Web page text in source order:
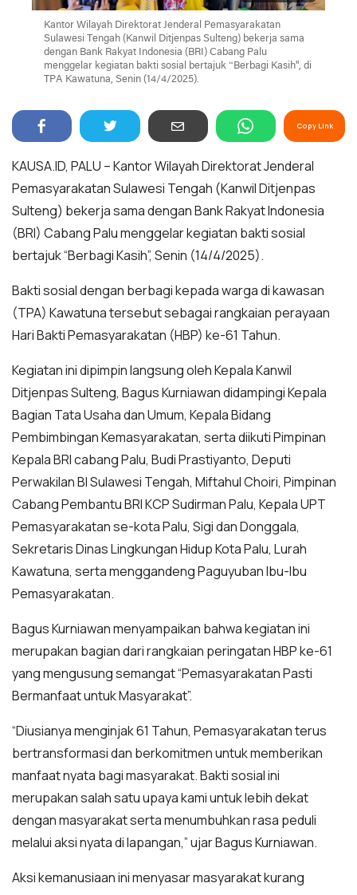
Kantor Wilayah Direktorat Jenderal Pemasyarakatan
Sulawesi Tengah (Kanwil Ditjenpas Sulteng) bekerja sama
dengan Bank Rakyat Indonesia (BRI) Cabang Palu
menggelar kegiatan bakti sosial bertajuk “Berbagi Kasih", di
TPA Kawatuna, Senin (14/4/2025).
Copy Link
KAUSA.ID, PALU – Kantor Wilayah Direktorat Jenderal
Pemasyarakatan Sulawesi Tengah (Kanwil Ditjenpas
Sulteng) bekerja sama dengan Bank Rakyat Indonesia
(BRI) Cabang Palu menggelar kegiatan bakti sosial
bertajuk “Berbagi Kasih”, Senin (14/4/2025).
Bakti sosial dengan berbagi kepada warga di kawasan
(TPA) Kawatuna tersebut sebagai rangkaian perayaan
Hari Bakti Pemasyarakatan (HBP) ke-61 Tahun.
Kegiatan ini dipimpin langsung oleh Kepala Kanwil
Ditjenpas Sulteng, Bagus Kurniawan didampingi Kepala
Bagian Tata Usaha dan Umum, Kepala Bidang
Pembimbingan Kemasyarakatan, serta diikuti Pimpinan
Kepala BRI cabang Palu, Budi Prastiyanto, Deputi
Perwakilan BI Sulawesi Tengah, Miftahul Choiri, Pimpinan
Cabang Pembantu BRI KCP Sudirman Palu, Kepala UPT
Pemasyarakatan se-kota Palu, Sigi dan Donggala,
Sekretaris Dinas Lingkungan Hidup Kota Palu, Lurah
Kawatuna, serta menggandeng Paguyuban Ibu-Ibu
Pemasyarakatan.
Bagus Kurniawan menyampaikan bahwa kegiatan ini
merupakan bagian dari rangkaian peringatan HBP ke-61
yang mengusung semangat “Pemasyarakatan Pasti
Bermanfaat untuk Masyarakat”.
“Diusianya menginjak 61 Tahun, Pemasyarakatan terus
bertransformasi dan berkomitmen untuk memberikan
manfaat nyata bagi masyarakat. Bakti sosial ini
merupakan salah satu upaya kami untuk lebih dekat
dengan masyarakat serta menumbuhkan rasa peduli
melalui aksi nyata di lapangan,” ujar Bagus Kurniawan.
Aksi kemanusiaan ini menyasar masyarakat kurang